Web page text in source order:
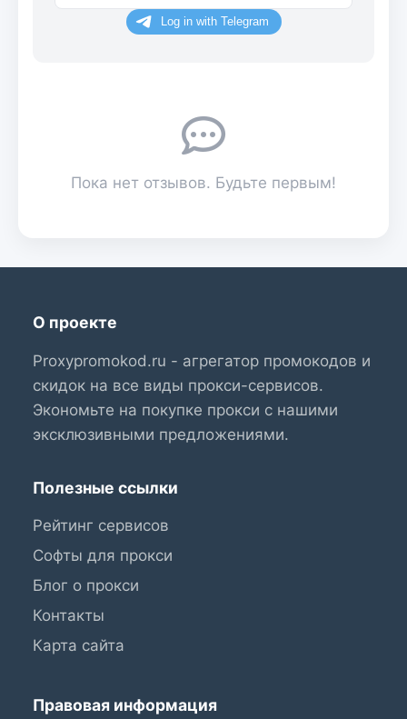
Пока нет отзывов. Будьте первым!
О проекте
Proxypromokod.ru - агрегатор промокодов и
скидок на все виды прокси-сервисов.
Экономьте на покупке прокси с нашими
эксклюзивными предложениями.
Полезные ссылки
Рейтинг сервисов
Софты для прокси
Блог о прокси
Контакты
Карта сайта
Правовая информация